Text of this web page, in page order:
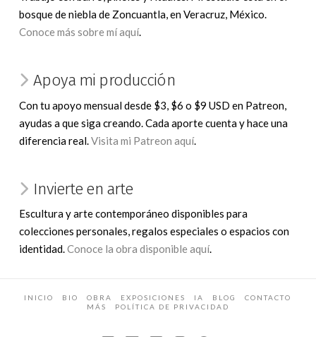
bosque de niebla de Zoncuantla, en Veracruz, México.
Conoce más sobre mí aquí.
Apoya mi producción
Con tu apoyo mensual desde $3, $6 o $9 USD en Patreon,
ayudas a que siga creando. Cada aporte cuenta y hace una
diferencia real.Visita mi Patreon aquí.
Invierte en arte
Escultura y arte contemporáneo disponibles para
colecciones personales, regalos especiales o espacios con
identidad.Conoce la obra disponible aquí.
INICIO BIO OBRA EXPOSICIONES IA BLOG
CONTACTO
MÁS
POLÍTICA DE PRIVACIDAD